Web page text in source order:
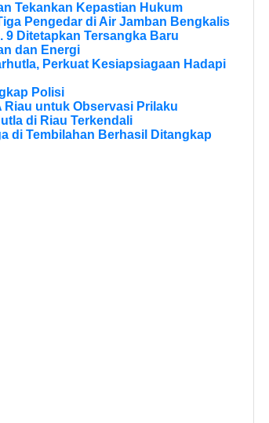
Tekankan Kepastian Hukum
Pengedar di Air Jamban Bengkalis
9 Ditetapkan Tersangka Baru
dan Energi
Perkuat Kesiapsiagaan Hadapi
Polisi
Riau untuk Observasi Prilaku
di Riau Terkendali
di Tembilahan Berhasil Ditangkap